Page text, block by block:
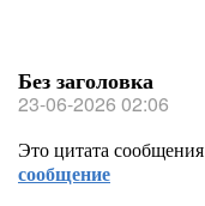
Без заголовка
23-06-2026 02:06
Это цитата сообщения
сообщение